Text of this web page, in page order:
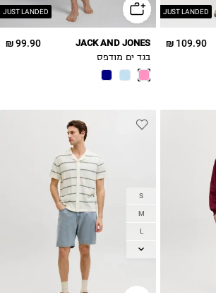
JUST LANDED
109.90 ₪
JUST LANDED
99.90 ₪ JACK AND JONES
בגד ים מודפס
S
M
L
XL